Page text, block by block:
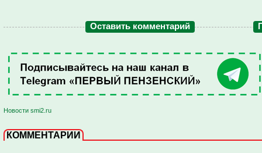
Оставить комментарий
Новости smi2.ru
КОММЕНТАРИИ